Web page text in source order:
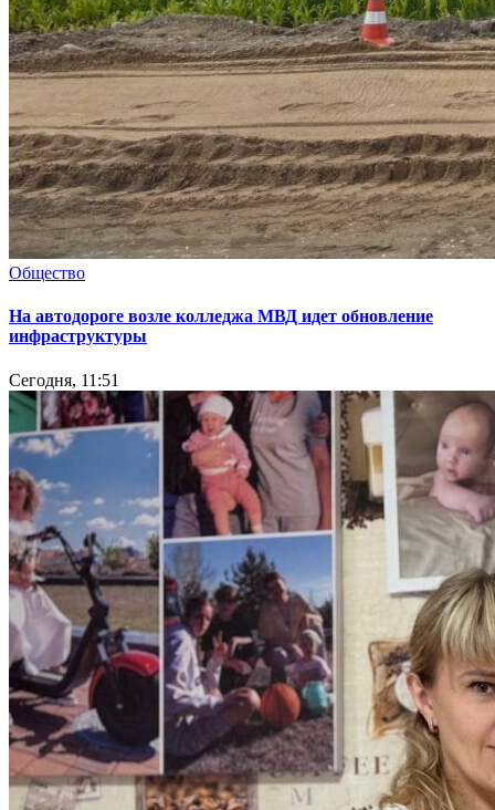
Общество
На автодороге возле колледжа МВД идет обновление
инфраструктуры
Сегодня, 11:51